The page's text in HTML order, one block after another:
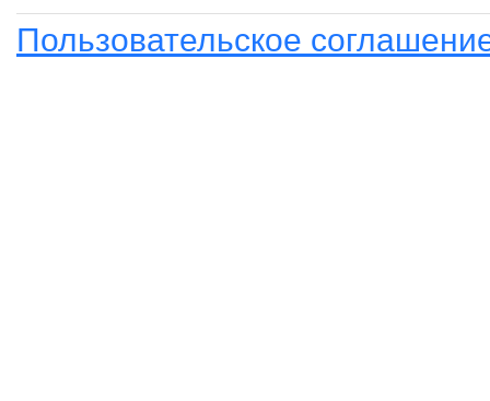
Пользовательское